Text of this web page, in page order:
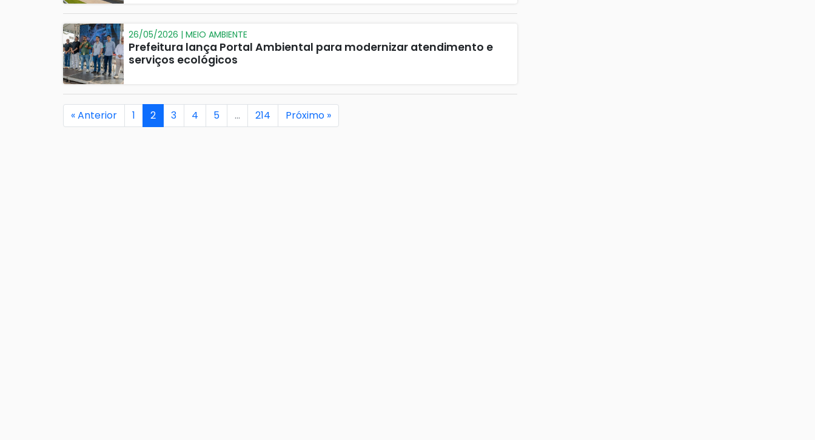
26/05/2026 | MEIO AMBIENTE
Prefeitura lança Portal Ambiental para modernizar atendimento e
serviços ecológicos
« Anterior 1 2 3 4 5 … 214 Próximo »